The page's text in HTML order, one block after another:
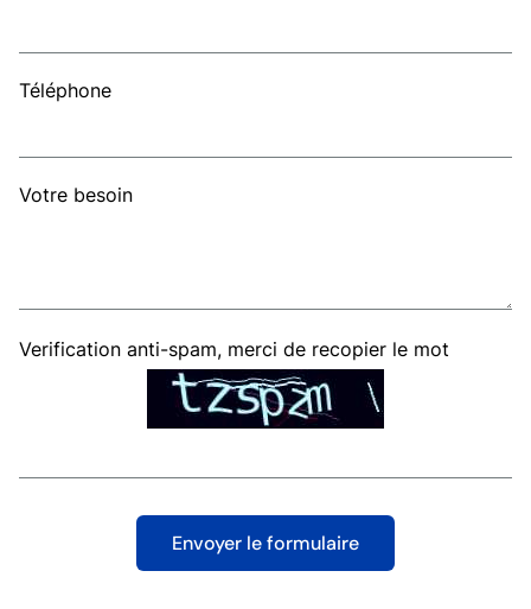
Téléphone
Votre besoin
Verification anti-spam, merci de recopier le mot